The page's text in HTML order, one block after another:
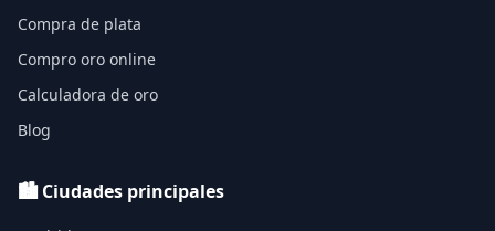
Compra de plata
Compro oro online
Calculadora de oro
Blog
🏙️ Ciudades principales